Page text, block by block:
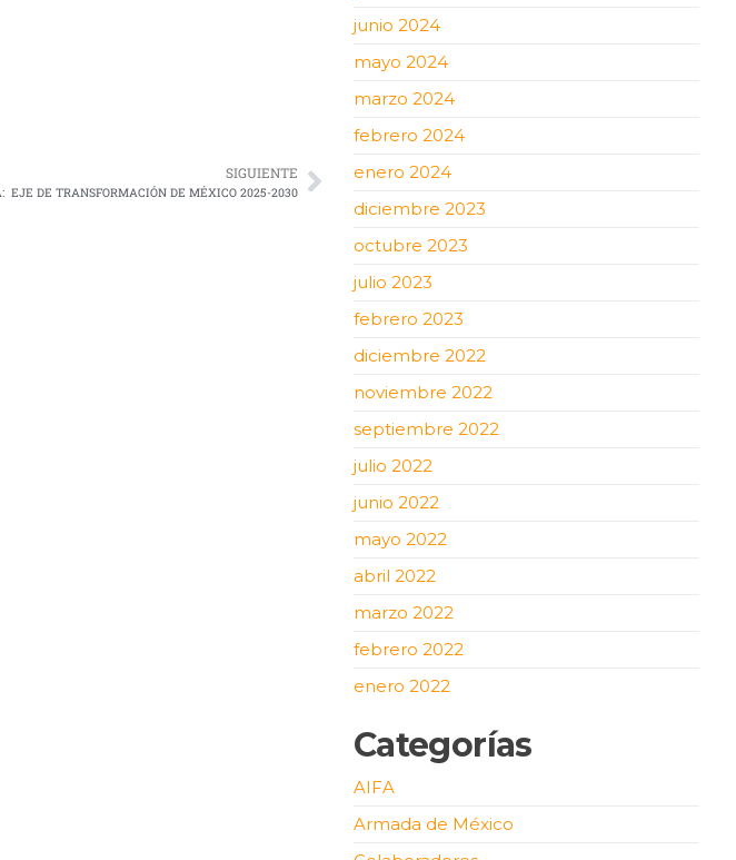
SIGUIENTE
EJE DE TRANSFORMACIÓN DE MÉXICO 2025-2030
junio 2024
mayo 2024
marzo 2024
febrero 2024
enero 2024
diciembre 2023
octubre 2023
julio 2023
febrero 2023
diciembre 2022
noviembre 2022
septiembre 2022
julio 2022
junio 2022
mayo 2022
abril 2022
marzo 2022
febrero 2022
enero 2022
Categorías
AIFA
Armada de México